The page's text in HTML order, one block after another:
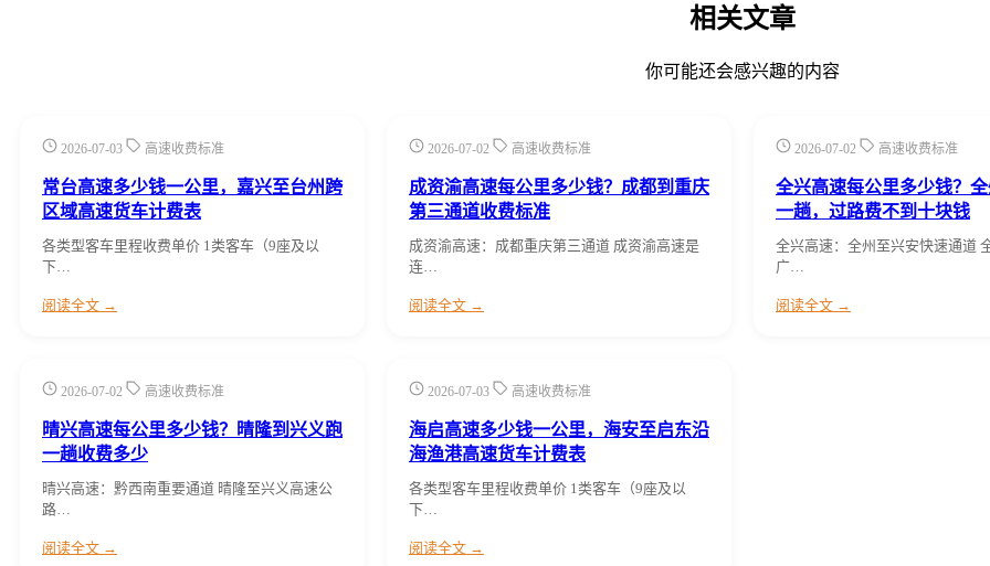
相关文章
你可能还会感兴趣的内容
2026-07-03 高速收费标准
常台高速多少钱一公里，嘉兴至台州跨
区域高速货车计费表
各类型客车里程收费单价 1类客车（9座及以
下…
阅读全文 →
2026-07-02 高速收费标准
成资渝高速每公里多少钱？成都到重庆
第三通道收费标准
成资渝高速：成都重庆第三通道 成资渝高速是
连…
阅读全文 →
2026-07-02 高速收费标准
全兴高速每公里多少钱？
一趟，过路费不到十块钱
全兴高速：全州至兴安快速通道
广…
阅读全文 →
2026-07-02 高速收费标准
晴兴高速每公里多少钱？晴隆到兴义跑
一趟收费多少
晴兴高速：黔西南重要通道 晴隆至兴义高速公
路…
阅读全文 →
2026-07-03 高速收费标准
海启高速多少钱一公里，海安至启东沿
海渔港高速货车计费表
各类型客车里程收费单价 1类客车（9座及以
下…
阅读全文 →